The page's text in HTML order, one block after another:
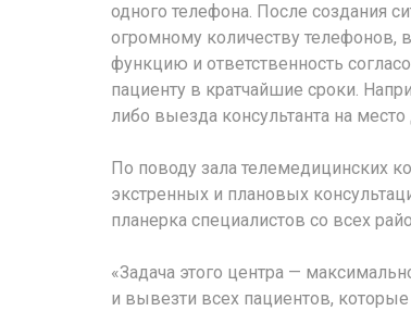
одного телефона. После создания
огромному количеству телефонов,
функцию и ответственность
пациенту в кратчайшие сроки.
либо выезда консультанта на
По поводу зала телемедицинских
экстренных и плановых
планерка специалистов со всех
«Задача этого центра —
и вывезти всех пациентов,